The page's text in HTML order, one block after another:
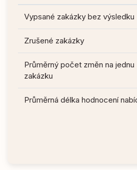
Vypsané zakázky bez výsledku
Zrušené zakázky
Průměrný počet změn na jednu
zakázku
Průměrná délka hodnocení